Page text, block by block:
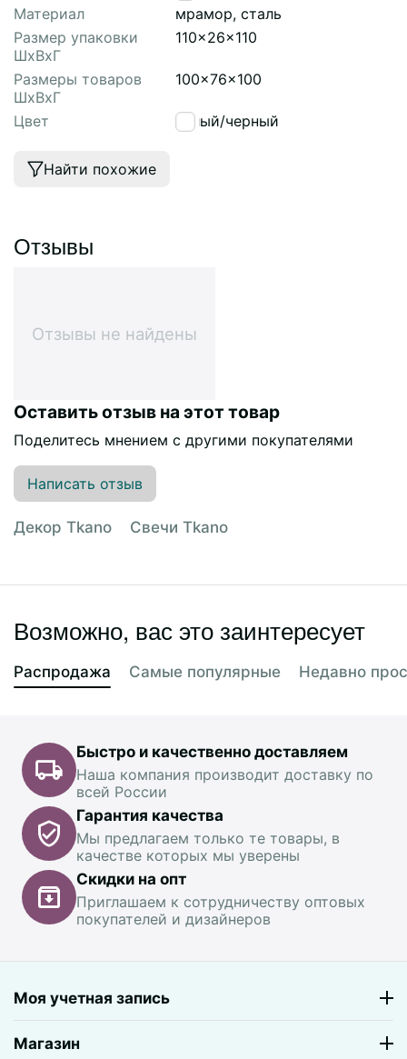
Материал
мрамор, сталь
Размер упаковки
ШхВхГ
110x26x110
Размеры товаров
ШхВхГ
100x76x100
Цвет белый/черный
Найти похожие
Отзывы
Отзывы не найдены
Оставить отзыв на этот товар
Поделитесь мнением с другими покупателями
Написать отзыв
Декор Tkano Свечи Tkano
Возможно, вас это заинтересует
Распродажа Самые популярные Недавно
Быстро и качественно доставляем
Наша компания производит доставку по
всей России
Гарантия качества
Мы предлагаем только те товары, в
качестве которых мы уверены
Скидки на опт
Приглашаем к сотрудничеству оптовых
покупателей и дизайнеров
Моя учетная запись
Магазин